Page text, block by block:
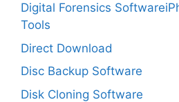
Digital Forensics
Tools
Direct Download
Disc Backup Software
Disk Cloning Software